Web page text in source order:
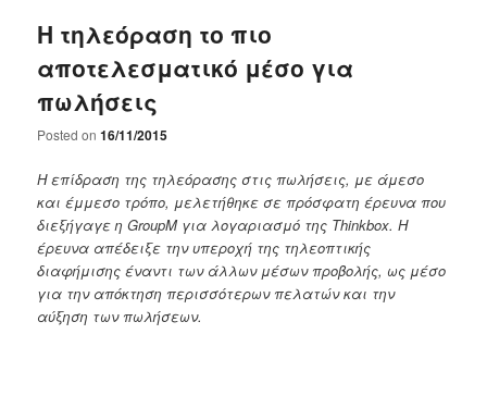
Η τηλεόραση το πιο
αποτελεσματικό μέσο για
πωλήσεις
Posted on16/11/2015
Η επίδραση της τηλεόρασης στις πωλήσεις, με άμεσο
και έμμεσο τρόπο, μελετήθηκε σε πρόσφατη έρευνα που
διεξήγαγε η GroupM για λογαριασμό της Thinkbox. Η
έρευνα απέδειξε την υπεροχή της τηλεοπτικής
διαφήμισης έναντι των άλλων μέσων προβολής, ως μέσο
για την απόκτηση περισσότερων πελατών και την
αύξηση των πωλήσεων.